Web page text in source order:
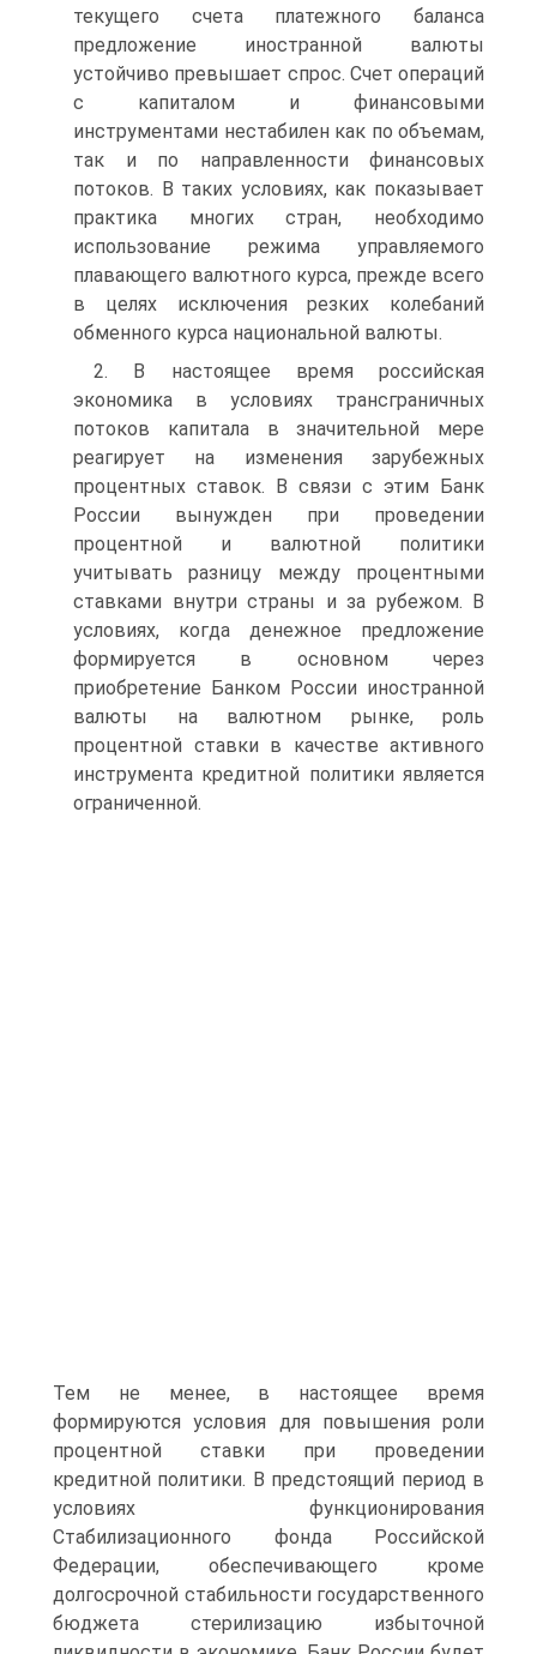
текущего счета платежного баланса
предложение иностранной валюты
устойчиво превышает спрос. Счет операций
с капиталом и финансовыми
инструментами нестабилен как по объемам,
так и по направленности финансовых
потоков. В таких условиях, как показывает
практика многих стран, необходимо
использование режима управляемого
плавающего валютного курса, прежде всего
в целях исключения резких колебаний
обменного курса национальной валюты.
2. В настоящее время российская
экономика в условиях трансграничных
потоков капитала в значительной мере
реагирует на изменения зарубежных
процентных ставок. В связи с этим Банк
России вынужден при проведении
процентной и валютной политики
учитывать разницу между процентными
ставками внутри страны и за рубежом. В
условиях, когда денежное предложение
формируется в основном через
приобретение Банком России иностранной
валюты на валютном рынке, роль
процентной ставки в качестве активного
инструмента кредитной политики является
ограниченной.
Тем не менее, в настоящее время
формируются условия для повышения роли
процентной ставки при проведении
кредитной политики. В предстоящий период в
условиях функционирования
Стабилизационного фонда Российской
Федерации, обеспечивающего кроме
долгосрочной стабильности государственного
бюджета стерилизацию избыточной